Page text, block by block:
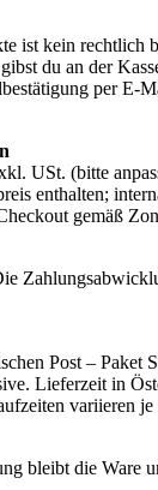
ist kein rechtlich
du an der
per
USt. (bitte
enthalten;
gemäß
Post – Paket
Lieferzeit in
variieren
bleibt die Ware